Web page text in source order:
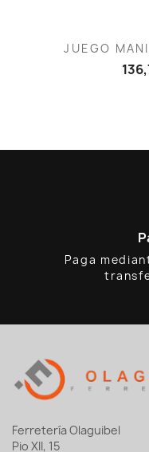

JUEGO
Paga
Ferretería Olaguibel
Pio XII, 15